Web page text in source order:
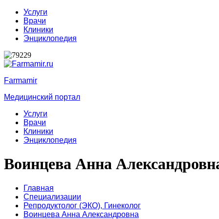
Услуги
Врачи
Клиники
Энциклопедия
Farmamir
Медицинский портал
Услуги
Врачи
Клиники
Энциклопедия
Воинцева Анна
Главная
Специализации
Репродуктолог (ЭКО), Гинеколог
Воинцева Анна Александровна